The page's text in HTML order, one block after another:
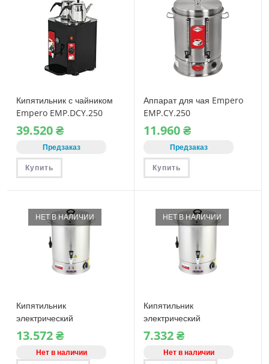
Кипятильник с чайником
Empero EMP.DCY.250
39.520₴
Предзаказ
Купить
Аппарат для чая Empero
EMP.CY.250
11.960₴
Предзаказ
Купить
НЕТ В НАЛИЧИИ
Кипятильник
электрический
(глинтвейница,
водонагреватель) Lors
13.572₴
Нет в наличии
НЕТ В НАЛИЧИИ
Кипятильник
электрический
(глинтвейница,
водонагреватель) Lors
7.332₴
Нет в наличии